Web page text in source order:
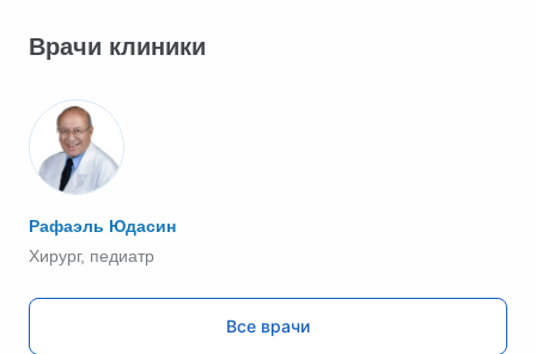
Врачи клиники
Рафаэль Юдасин
Хирург, педиатр
Все врачи